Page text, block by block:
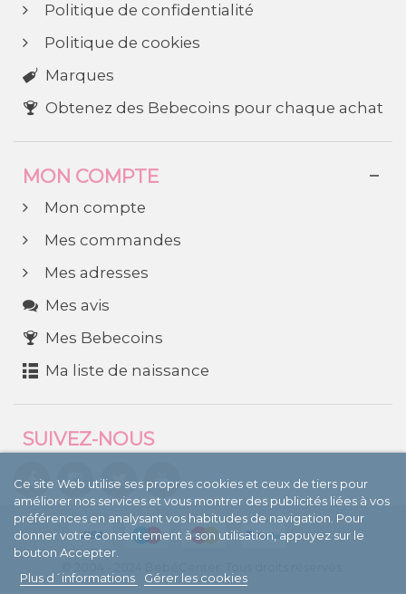
Politique de confidentialité
Politique de cookies
Marques
Obtenez des Bebecoins pour chaque achat
MON COMPTE
Mon compte
Mes commandes
Mes adresses
Mes avis
Mes Bebecoins
Ma liste de naissance
SUIVEZ-NOUS
Ce site Web utilise ses propres cookies et ceux de tiers pour
améliorer nos services et vous montrer des publicités liées à vos
préférences en analysant vos habitudes de navigation. Pour
donner votre consentement à son utilisation, appuyez sur le
bouton Accepter.
Plus d´informations
Gérer les cookies